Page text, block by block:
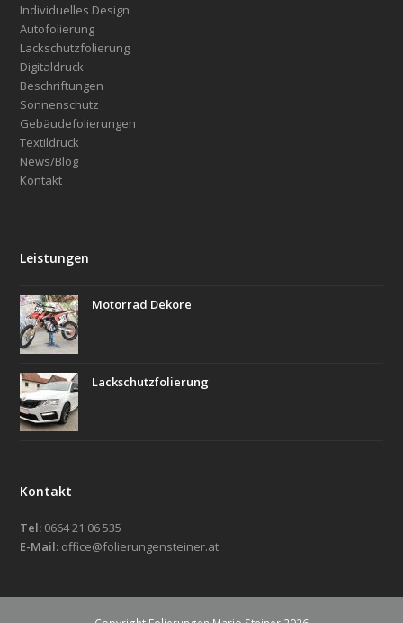
Individuelles Design
Autofolierung
Lackschutzfolierung
Digitaldruck
Beschriftungen
Sonnenschutz
Gebäudefolierungen
Textildruck
News/Blog
Kontakt
Leistungen
Motorrad Dekore
Lackschutzfolierung
Kontakt
Tel: 0664 21 06 535
E-Mail: office@folierungensteiner.at